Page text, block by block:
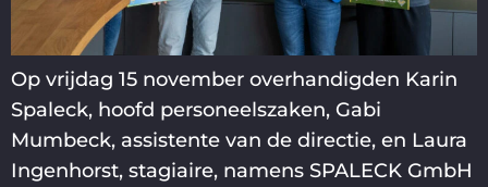
Op vrijdag 15 november overhandigden Karin
Spaleck, hoofd personeelszaken, Gabi
Mumbeck, assistente van de directie, en Laura
Ingenhorst, stagiaire, namens SPALECK GmbH